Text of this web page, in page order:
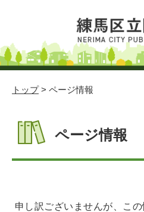
トップ> ページ情報
ページ情報
申し訳ございませんが、こ